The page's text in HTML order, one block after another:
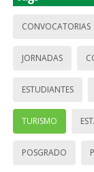
CONVOCATORIAS
JORNADAS
ESTUDIANTES
TURISMO
POSGRADO